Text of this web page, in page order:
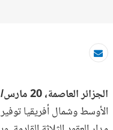
بريد الكتروني
الجزائر العاصمة، 20 مارس/ آذار 2018-
الأوسط وشمال أفريقيا